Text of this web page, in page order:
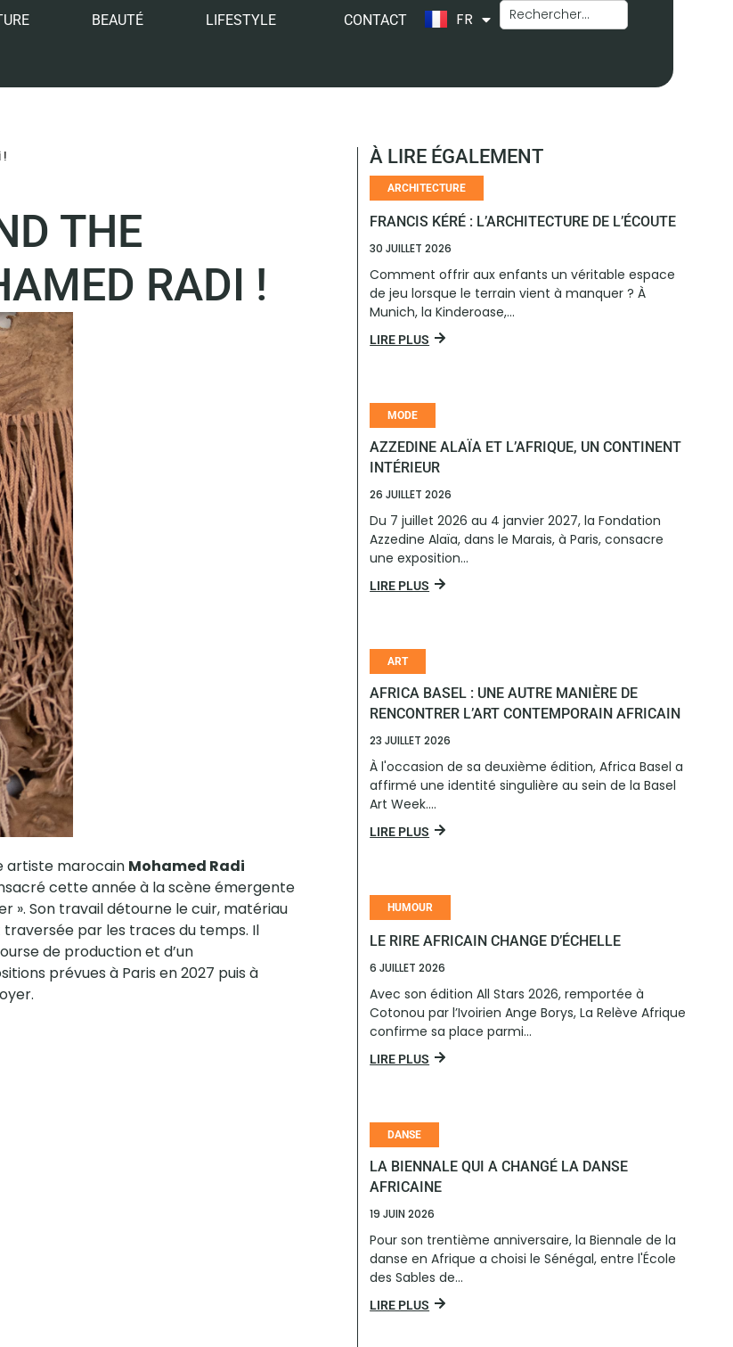
BEAUTÉ LIFESTYLE CONTACT FR
EN
!
THE
RADI !
artiste marocain Mohamed Radi
cette année à la scène émergente
». Son travail détourne le cuir, matériau
par les traces du temps. Il
de production et d’un
prévues à Paris en 2027 puis à
À LIRE ÉGALEMENT
ARCHITECTURE
FRANCIS KÉRÉ : L’ARCHITECTURE DE L’ÉCOUTE
30 JUILLET 2026
Comment offrir aux enfants un véritable espace
de jeu lorsque le terrain vient à manquer ? À
Munich, la Kinderoase,...
LIRE PLUS
MODE
AZZEDINE ALAÏA ET L’AFRIQUE, UN CONTINENT
INTÉRIEUR
26 JUILLET 2026
Du 7 juillet 2026 au 4 janvier 2027, la Fondation
Azzedine Alaïa, dans le Marais, à Paris, consacre
une exposition...
LIRE PLUS
ART
AFRICA BASEL : UNE AUTRE MANIÈRE DE
RENCONTRER L’ART CONTEMPORAIN AFRICAIN
23 JUILLET 2026
À l'occasion de sa deuxième édition, Africa Basel a
affirmé une identité singulière au sein de la Basel
Art Week....
LIRE PLUS
HUMOUR
LE RIRE AFRICAIN CHANGE D’ÉCHELLE
6 JUILLET 2026
Avec son édition All Stars 2026, remportée à
Cotonou par l’Ivoirien Ange Borys, La Relève Afrique
confirme sa place parmi...
LIRE PLUS
DANSE
LA BIENNALE QUI A CHANGÉ LA DANSE
AFRICAINE
19 JUIN 2026
Pour son trentième anniversaire, la Biennale de la
danse en Afrique a choisi le Sénégal, entre l'École
des Sables de...
LIRE PLUS